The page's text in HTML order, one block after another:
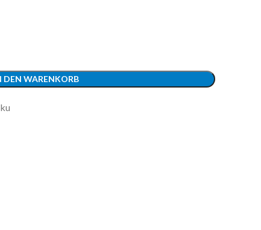
DEN WARENKORB